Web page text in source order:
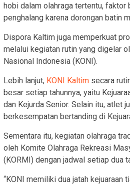
hobi dalam olahraga tertentu, faktor
penghalang karena dorongan batin
Dispora Kaltim juga memperkuat
melalui kegiatan rutin yang digelar
Nasional Indonesia (KONI).
Lebih lanjut, KONI Kaltim secara
besar setiap tahunnya, yaitu
dan Kejurda Senior. Selain itu, atlet
berkesempatan bertanding di
Sementara itu, kegiatan olahraga
oleh Komite Olahraga Rekreasi
(KORMI) dengan jadwal setiap dua
“KONI memiliki dua jatah kejuaraan